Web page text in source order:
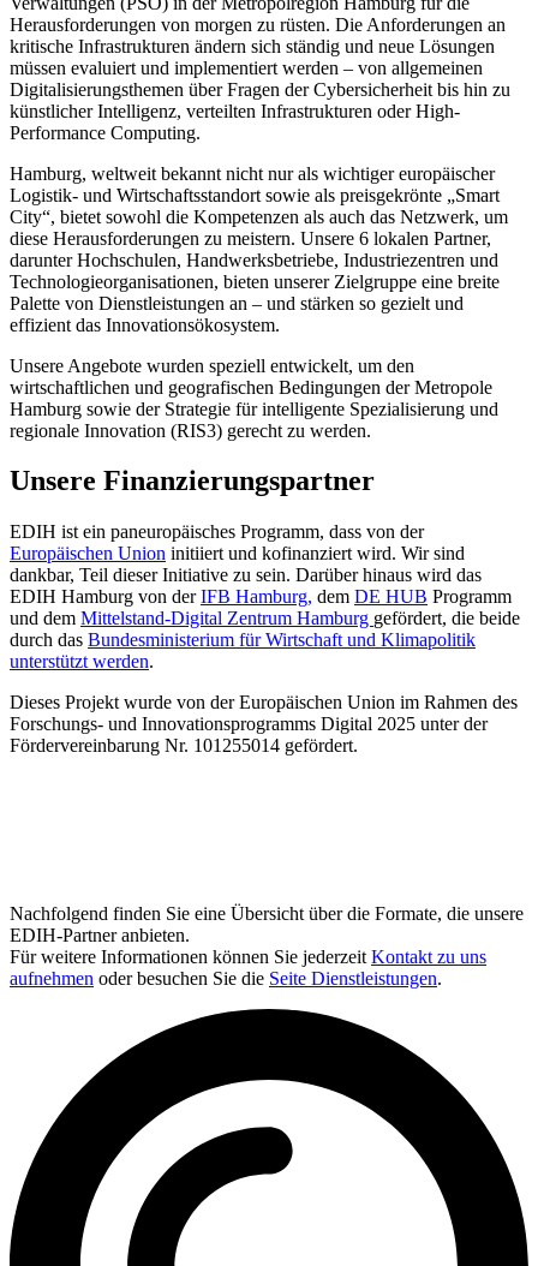
Herausforderungen von morgen zu rüsten. Die Anforderungen an
kritische Infrastrukturen ändern sich ständig und neue Lösungen
müssen evaluiert und implementiert werden – von allgemeinen
Digitalisierungsthemen über Fragen der Cybersicherheit bis hin zu
künstlicher Intelligenz, verteilten Infrastrukturen oder High-
Performance Computing.
Hamburg, weltweit bekannt nicht nur als wichtiger europäischer
Logistik- und Wirtschaftsstandort sowie als preisgekrönte „Smart
City“, bietet sowohl die Kompetenzen als auch das Netzwerk, um
diese Herausforderungen zu meistern. Unsere 6 lokalen Partner,
darunter Hochschulen, Handwerksbetriebe, Industriezentren und
Technologieorganisationen, bieten unserer Zielgruppe eine breite
Palette von Dienstleistungen an – und stärken so gezielt und
effizient das Innovationsökosystem.
Unsere Angebote wurden speziell entwickelt, um den
wirtschaftlichen und geografischen Bedingungen der Metropole
Hamburg sowie der Strategie für intelligente Spezialisierung und
regionale Innovation (RIS3) gerecht zu werden.
Unsere Finanzierungspartner
EDIH ist ein paneuropäisches Programm, dass von der
Europäischen Union initiiert und kofinanziert wird. Wir sind
dankbar, Teil dieser Initiative zu sein. Darüber hinaus wird das
EDIH Hamburg von derIFB Hamburg, dem DE HUB Programm
und dem Mittelstand-Digital Zentrum Hamburg gefördert, die beide
durch das Bundesministerium für Wirtschaft und Klimapolitik
unterstützt werden.
Dieses Projekt wurde von der Europäischen Union im Rahmen des
Forschungs- und Innovationsprogramms Digital 2025 unter der
Fördervereinbarung Nr. 101255014 gefördert.
Nachfolgend finden Sie eine Übersicht über die Formate, die unsere
EDIH-Partner anbieten.
Für weitere Informationen können Sie jederzeit Kontakt zu uns
aufnehmen oder besuchen Sie die Seite Dienstleistungen.